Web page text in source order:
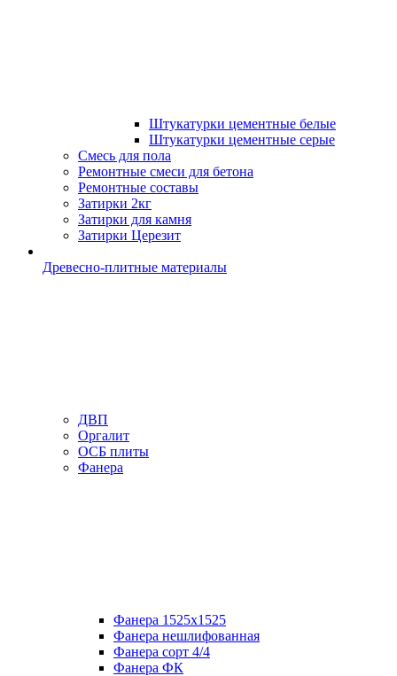
Штукатурки цементные белые
Штукатурки цементные серые
Смесь для пола
Ремонтные смеси для бетона
Ремонтные составы
Затирки 2кг
Затирки для камня
Затирки Церезит
Древесно-плитные материалы
ДВП
Оргалит
ОСБ плиты
Фанера
Фанера 1525х1525
Фанера нешлифованная
Фанера сорт 4/4
Фанера ФК